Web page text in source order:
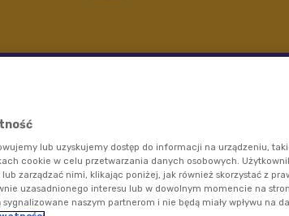
twórca filmu "Chłopiec na krańcach
lub uzyskujemy dostęp do informacji na urządzeniu,
cookie w celu przetwarzania danych osobowych.
zarządzać nimi, klikając poniżej, jak również skorzystać z
uzasadnionego interesu lub w dowolnym momencie na
naszym partnerom i nie będą miały wpływu na